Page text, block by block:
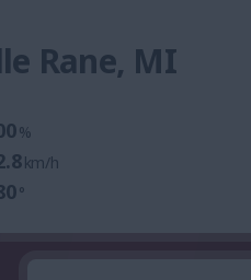
Rane, MI
%
km/h
°